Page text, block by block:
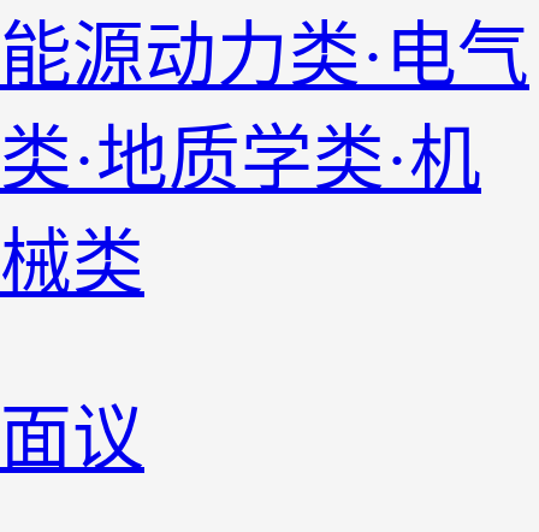
能源动力类·电气
类·地质学类·机
械类
面议